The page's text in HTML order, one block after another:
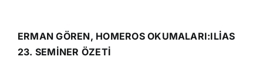
Eğitimler
ERMAN GÖREN, HOMEROS OKUMALARI:ILİAS
23. SEMİNER ÖZETİ